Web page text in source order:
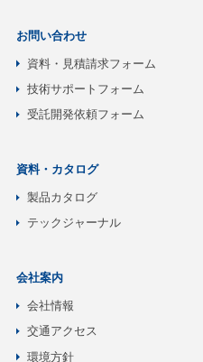
お問い合わせ
資料・見積請求フォーム
技術サポートフォーム
受託開発依頼フォーム
資料・カタログ
製品カタログ
テックジャーナル
会社案内
会社情報
交通アクセス
環境方針